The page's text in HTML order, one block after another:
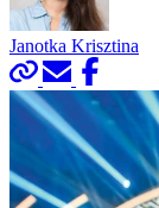
Janotka Krisztina